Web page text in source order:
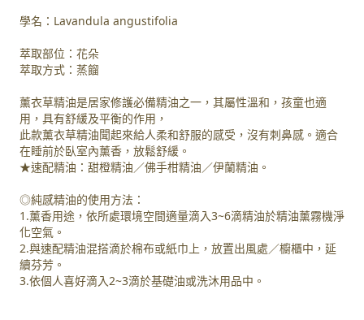
學名：Lavandula angustifolia
萃取部位：花朵
萃取方式：蒸餾
薰衣草精油是居家修護必備精油之一，其屬性溫和，孩童也適
用，​具有舒緩及平衡的作用，
此款薰衣草精油聞起來給人柔和舒服的感受，沒有刺鼻感。適合
在睡前於臥室內薰香，放鬆舒緩。
★速配精油：甜橙精油／佛手柑精油／伊蘭精油。
◎純感精油的使用方法：
1.薰香用途，依所處環境空間適量滴入3~6滴精油於精油薰霧機淨
化空氣。
2.與速配精油混搭滴於棉布或紙巾上，放置出風處／櫥櫃中，延
續芬芳。
3.依個人喜好滴入2~3滴於基礎油或洗沐用品中。